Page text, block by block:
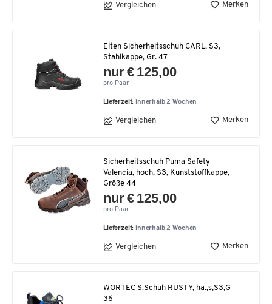
Vergleichen Merken
Elten Sicherheitsschuh CARL, S3,
Stahlkappe, Gr. 47
nur € 125,00
pro Paar
Lieferzeit: innerhalb 2 Wochen
Vergleichen Merken
Sicherheitsschuh Puma Safety
Valencia, hoch, S3, Kunststoffkappe,
Größe 44
nur € 125,00
pro Paar
Lieferzeit: innerhalb 2 Wochen
Vergleichen Merken
WORTEC S.Schuh RUSTY, ha.,s,S3,G
36